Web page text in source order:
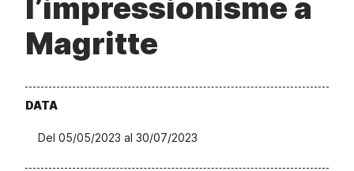
l’impressionisme a
Magritte
DATA
Del 05/05/2023 al 30/07/2023